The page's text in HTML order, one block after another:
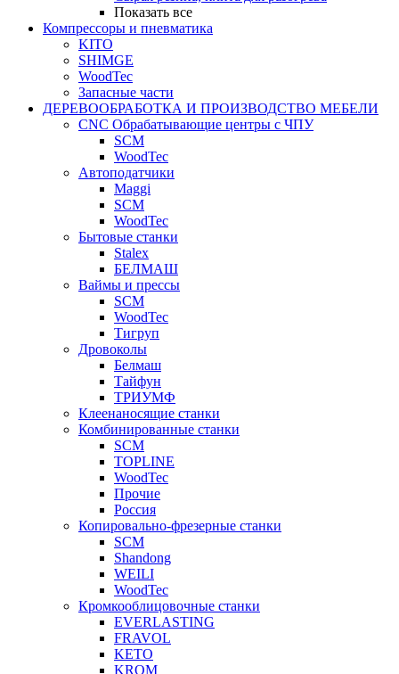
Показать все
Компрессоры и пневматика
KITO
SHIMGE
WoodTec
Запасные части
ДЕРЕВООБРАБОТКА И ПРОИЗВОДСТВО МЕБЕЛИ
CNC Обрабатывающие центры с ЧПУ
SCM
WoodTec
Автоподатчики
Maggi
SCM
WoodTec
Бытовые станки
Stalex
БЕЛМАШ
Ваймы и прессы
SCM
WoodTec
Тигруп
Дровоколы
Белмаш
Тайфун
ТРИУМФ
Клеенаносящие станки
Комбинированные станки
SCM
TOPLINE
WoodTec
Прочие
Россия
Копировально-фрезерные станки
SCM
Shandong
WEILI
WoodTec
Кромкооблицовочные станки
EVERLASTING
FRAVOL
KETO
KROM